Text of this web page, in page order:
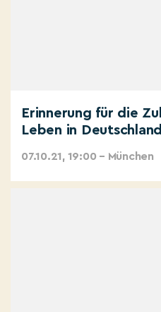
Erinnerung für die
Leben in Deutschland
07.10.21, 19:00 – München